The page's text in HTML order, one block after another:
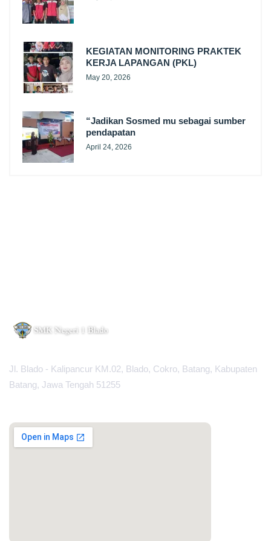
KEGIATAN MONITORING PRAKTEK
KERJA LAPANGAN (PKL)
May 20, 2026
“Jadikan Sosmed mu sebagai sumber
pendapatan
April 24, 2026
Jl. Blado - Kalipancur KM.02, Blado, Cokro, Batang, Kabupaten
Batang, Jawa Tengah 51255